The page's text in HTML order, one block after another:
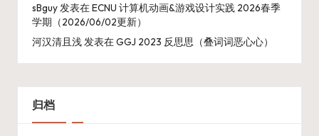
sBguy发表在ECNU 计算机动画&游戏设计实践 2026春季
学期（2026/06/02更新）
河汉清且浅发表在GGJ 2023 反思思（叠词词恶心心）
归档